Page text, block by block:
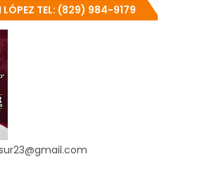
LÓPEZ TEL: (829) 984-9179